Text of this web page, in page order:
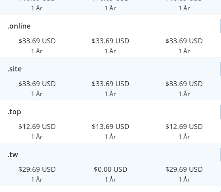
1 År 1 År 1 År
.online
$33.69 USD
1 År
$33.69 USD
1 År
$33.69 USD
1 År
.site
$33.69 USD
1 År
$33.69 USD
1 År
$33.69 USD
1 År
.top
$12.69 USD
1 År
$13.69 USD
1 År
$12.69 USD
1 År
.tw
$29.69 USD
1 År
$0.00 USD
1 År
$29.69 USD
1 År